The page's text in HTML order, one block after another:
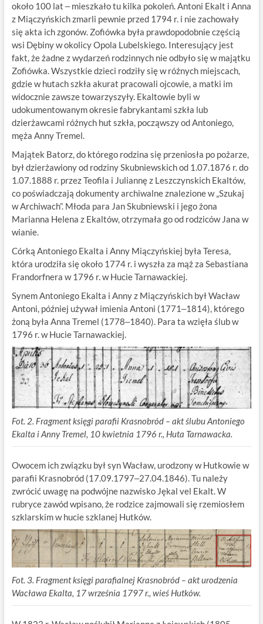
około 100 lat ‒ mieszkało tu kilka pokoleń. Antoni Ekalt i Anna
z Miączyńskich zmarli pewnie przed 1794 r. i nie zachowały
się akta ich zgonów. Zofiówka była prawdopodobnie częścią
wsi Dębiny w okolicy Opola Lubelskiego. Interesujący jest
fakt, że żadne z wydarzeń rodzinnych nie odbyło się w majątku
Zofiówka. Wszystkie dzieci rodziły się w różnych miejscach,
gdzie w hutach szkła akurat pracowali ojcowie, a matki im
widocznie zawsze towarzyszyły. Ekaltowie byli w
udokumentowanym okresie fabrykantami szkła lub
dzierżawcami różnych hut szkła, począwszy od Antoniego,
męża Anny Tremel.
Majątek Batorz, do którego rodzina się przeniosła po pożarze,
był dzierżawiony od rodziny Skubniewskich od 1.07.1876 r. do
1.07.1888 r. przez Teofila i Juliannę z Leszczynskich Ekaltów,
co poświadczają dokumenty archiwalne znalezione w „Szukaj
w Archiwach”. Młoda para Jan Skubniewski i jego żona
Marianna Helena z Ekaltów, otrzymała go od rodziców Jana w
wianie.
Córką Antoniego Ekalta i Anny Miączyńskiej była Teresa,
która urodziła się około 1774 r. i wyszła za mąż za Sebastiana
Frandorfnera w 1796 r. w Hucie Tarnawackiej.
Synem Antoniego Ekalta i Anny z Miączyńskich był Wacław
Antoni, później używał imienia Antoni (1771‒1814), którego
żoną była Anna Tremel (1778‒1840). Para ta wzięła ślub w
1796 r. w Hucie Tarnawackiej.
Fot. 2. Fragment księgi parafii Krasnobród – akt ślubu Antoniego
Ekalta i Anny Tremel, 10 kwietnia 1796 r., Huta Tarnawacka.
Owocem ich związku był syn Wacław, urodzony w Hutkowie w
parafii Krasnobród (17.09.1797‒27.04.1846). Tu należy
zwrócić uwagę na podwójne nazwisko Jękal vel Ekalt. W
rubryce zawód wpisano, że rodzice zajmowali się rzemiosłem
szklarskim w hucie szklanej Hutków.
Fot. 3. Fragment księgi parafialnej Krasnobród – akt urodzenia
Wacława Ekalta, 17 września 1797 r., wieś Hutków.